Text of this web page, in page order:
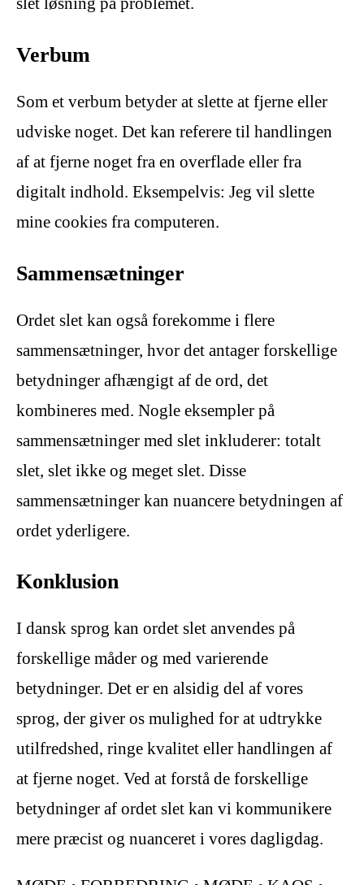
Verbum
Som et verbum betyder at slette at fjerne eller
udviske noget. Det kan referere til handlingen
af at fjerne noget fra en overflade eller fra
digitalt indhold. Eksempelvis: Jeg vil slette
mine cookies fra computeren.
Sammensætninger
Ordet slet kan også forekomme i flere
sammensætninger, hvor det antager forskellige
betydninger afhængigt af de ord, det
kombineres med. Nogle eksempler på
sammensætninger med slet inkluderer: totalt
slet, slet ikke og meget slet. Disse
sammensætninger kan nuancere betydningen af
ordet yderligere.
Konklusion
I dansk sprog kan ordet slet anvendes på
forskellige måder og med varierende
betydninger. Det er en alsidig del af vores
sprog, der giver os mulighed for at udtrykke
utilfredshed, ringe kvalitet eller handlingen af
at fjerne noget. Ved at forstå de forskellige
betydninger af ordet slet kan vi kommunikere
mere præcist og nuanceret i vores dagligdag.